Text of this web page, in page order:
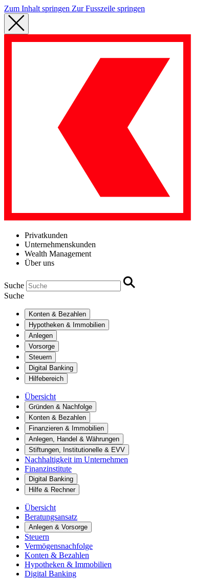
Zum Inhalt springen Zur Fusszeile springen
Privatkunden
Unternehmenskunden
Wealth Management
Über uns
Suche
Suche
Konten & Bezahlen
Hypotheken & Immobilien
Anlegen
Vorsorge
Steuern
Digital Banking
Hilfebereich
Übersicht
Gründen & Nachfolge
Konten & Bezahlen
Finanzieren & Immobilien
Anlegen, Handel & Währungen
Stiftungen, Institutionelle & EVV
Nachhaltigkeit im Unternehmen
Finanzinstitute
Digital Banking
Hilfe & Rechner
Übersicht
Beratungsansatz
Anlegen & Vorsorge
Steuern
Vermögensnachfolge
Konten & Bezahlen
Hypotheken & Immobilien
Digital Banking